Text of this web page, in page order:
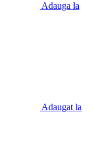
Adauga la
Adaugat la